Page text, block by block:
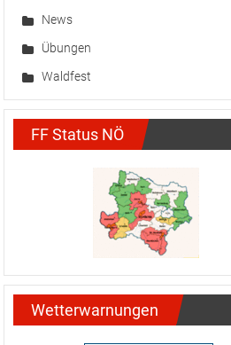
News
Übungen
Waldfest
FF Status NÖ
Wetterwarnungen